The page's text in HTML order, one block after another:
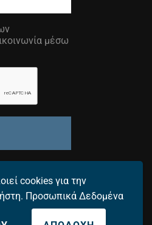
cookies για την
Προσωπικά Δεδομένα
μέσω
σας για να λαμβάνετε τα